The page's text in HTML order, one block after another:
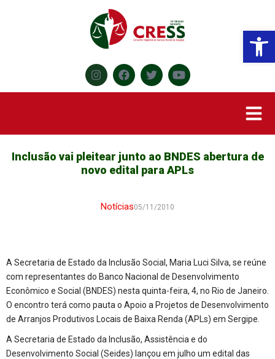
Inclusão vai pleitear junto ao BNDES abertura de
novo edital para APLs
Notícias05/11/2010
A Secretaria de Estado da Inclusão Social, Maria Luci Silva, se reúne
com representantes do Banco Nacional de Desenvolvimento
Econômico e Social (BNDES) nesta quinta-feira, 4, no Rio de Janeiro.
O encontro terá como pauta o Apoio a Projetos de Desenvolvimento
de Arranjos Produtivos Locais de Baixa Renda (APLs) em Sergipe.
A Secretaria de Estado da Inclusão, Assistência e do
Desenvolvimento Social (Seides) lançou em julho um edital das